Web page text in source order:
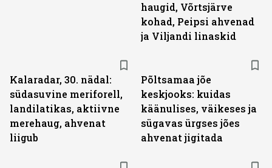
haugid, Võrtsjärve
kohad, Peipsi ahvenad
ja Viljandi linaskid
Kalaradar, 30. nädal:
südasuvine meriforell,
landilatikas, aktiivne
merehaug, ahvenat
liigub
Põltsamaa jõe
keskjooks: kuidas
käänulises, väikeses ja
sügavas ürgses jões
ahvenat jigitada